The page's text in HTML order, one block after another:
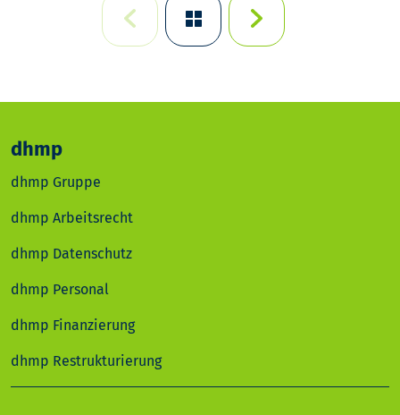
dhmp
dhmp Gruppe
dhmp Arbeitsrecht
dhmp Datenschutz
dhmp Personal
dhmp Finanzierung
dhmp Restrukturierung